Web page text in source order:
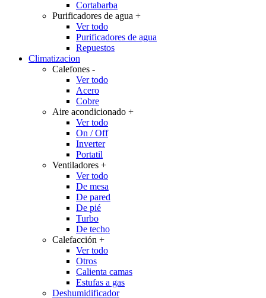
Cortabarba
Purificadores de agua +
Ver todo
Purificadores de agua
Repuestos
Climatizacion
Calefones -
Ver todo
Acero
Cobre
Aire acondicionado +
Ver todo
On / Off
Inverter
Portatil
Ventiladores +
Ver todo
De mesa
De pared
De pié
Turbo
De techo
Calefacción +
Ver todo
Otros
Calienta camas
Estufas a gas
Deshumidificador